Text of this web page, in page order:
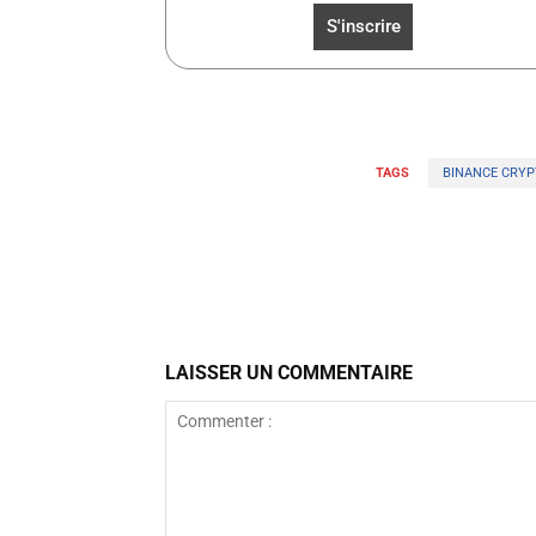
TAGS BINANCE
LAISSER UN COMMENTAIRE